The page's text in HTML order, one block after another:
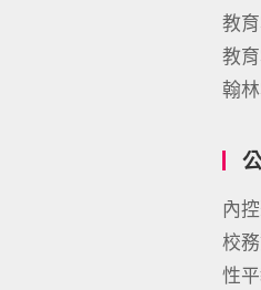
教
教
翰
內
校
性